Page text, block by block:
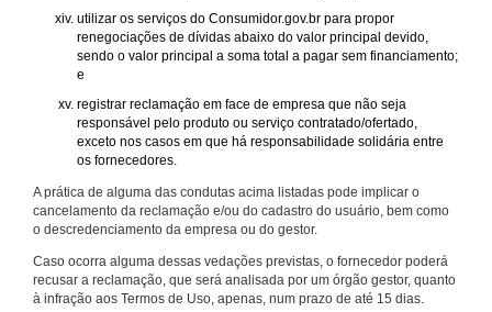
utilizar os serviços do Consumidor.gov.br para propor
renegociações de dívidas abaixo do valor principal devido,
sendo o valor principal a soma total a pagar sem financiamento;
e
registrar reclamação em face de empresa que não seja
responsável pelo produto ou serviço contratado/ofertado,
exceto nos casos em que há responsabilidade solidária entre
os fornecedores.
A prática de alguma das condutas acima listadas pode implicar o
cancelamento da reclamação e/ou do cadastro do usuário, bem como
o descredenciamento da empresa ou do gestor.
Caso ocorra alguma dessas vedações previstas, o fornecedor poderá
recusar a reclamação, que será analisada por um órgão gestor, quanto
à infração aos Termos de Uso, apenas, num prazo de até 15 dias.